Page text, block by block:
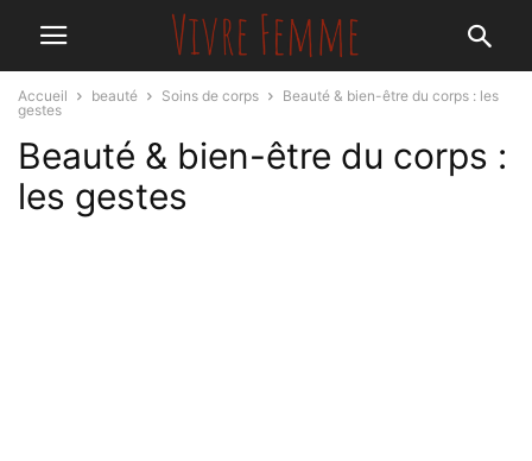
Accueil beauté Soins de corps
Beauté & bien-être du corps : les
gestes
Beauté & bien-être du corps :
les gestes